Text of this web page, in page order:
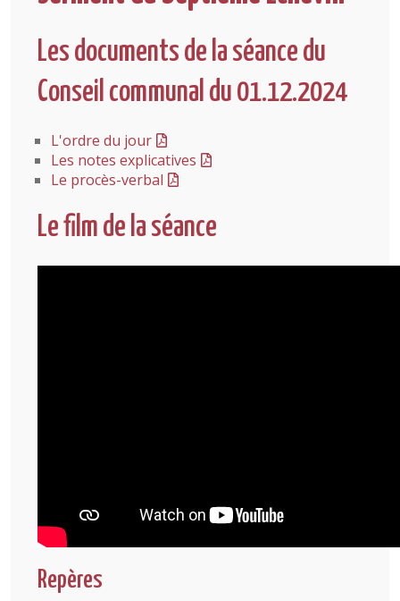
Les documents de la séance du
Conseil communal du 01.12.2024
L'ordre du jour
Les notes explicatives
Le procès-verbal
Le film de la séance
Repères